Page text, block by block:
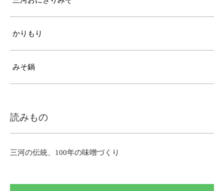
かりもり
みそ鍋
読みもの
三河の伝統、100年の味噌づくり